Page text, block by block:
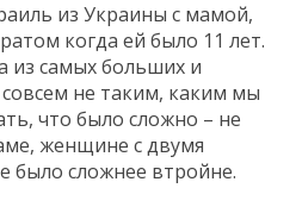
из Украины с мамой,
когда ей было 11 лет.
из самых больших и
не таким, каким мы
что было сложно – не
женщине с двумя
было сложнее втройне.